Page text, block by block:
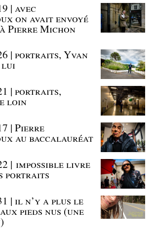
| avec
on avait envoyé
Pierre Michon
| portraits, Yvan
lui
| portraits,
loin
| Pierre
au baccalauréat
| impossible livre
portraits
| il n’y a plus le
pieds nus (une